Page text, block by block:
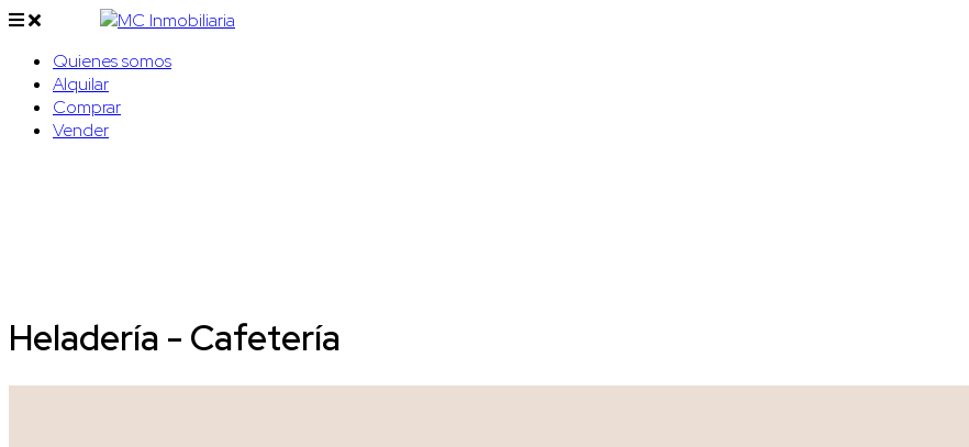
Quienes somos
Alquilar
Comprar
Vender
Heladería - Cafetería